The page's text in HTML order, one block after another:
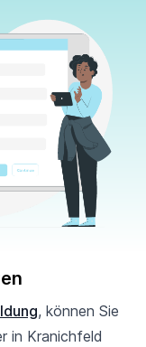
, können Sie
in Kranichfeld